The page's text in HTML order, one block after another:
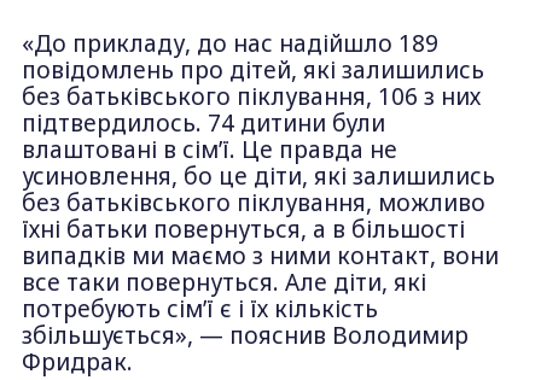
«До прикладу, до нас надійшло 189
повідомлень про дітей, які залишились
без батьківського піклування, 106 з них
підтвердилось. 74 дитини були
влаштовані в сім’ї. Це правда не
усиновлення, бо це діти, які залишились
без батьківського піклування, можливо
їхні батьки повернуться, а в більшості
випадків ми маємо з ними контакт, вони
все таки повернуться. Але діти, які
потребують сім’ї є і їх кількість
збільшується», — пояснив Володимир
Фридрак.